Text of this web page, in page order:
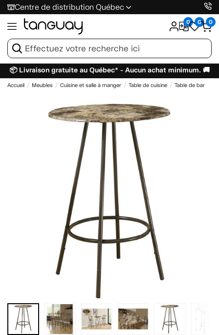
Centre de distribution Québec
0 0 0
📦 Livraison gratuite au Québec* - Aucun achat minimum. 🚚
Accueil Meubles Cuisine et salle à manger Table de cuisine Table de bar